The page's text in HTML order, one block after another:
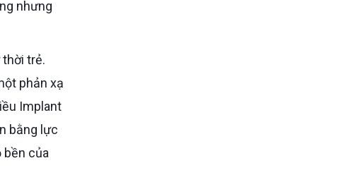
phản xạ
Implant
bằng lực
bền của